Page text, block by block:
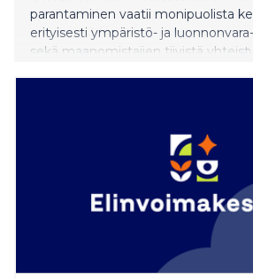
parantaminen vaatii monipuolista
erityisesti ympäristö- ja
sekä maanomistajien tiivistä